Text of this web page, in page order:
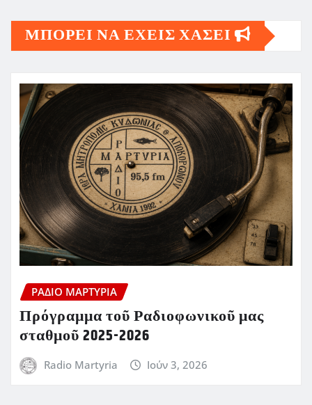
ΜΠΟΡΕΙ ΝΑ ΕΧΕΙΣ ΧΑΣΕΙ
ΡΆΔΙΟ ΜΑΡΤΥΡΊΑ
Πρόγραμμα τοῦ Ραδιοφωνικοῦ μας
σταθμοῦ 2025-2026
Radio Martyria Ιούν 3, 2026